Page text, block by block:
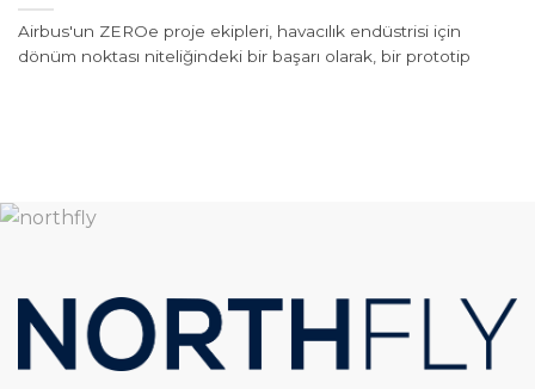
Airbus'un ZEROe proje ekipleri, havacılık endüstrisi için
dönüm noktası niteliğindeki bir başarı olarak, bir prototip